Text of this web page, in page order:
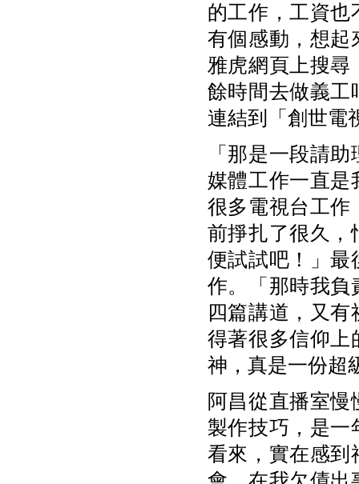
的工作，工資也
有個感動，想起
雅虎網頁上搜尋
餘時間去做義工
連結到「創世電
「那是一段請
媒體工作一直是
很多電視台工作
前掙扎了很久，
便試試吧！」最
作。「那時我負
四篇講道，又
得著很多信仰上
神，真是一份超
阿昌從直播室
製作技巧，是一
看來，實在感到